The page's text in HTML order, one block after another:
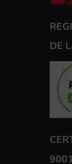
DE